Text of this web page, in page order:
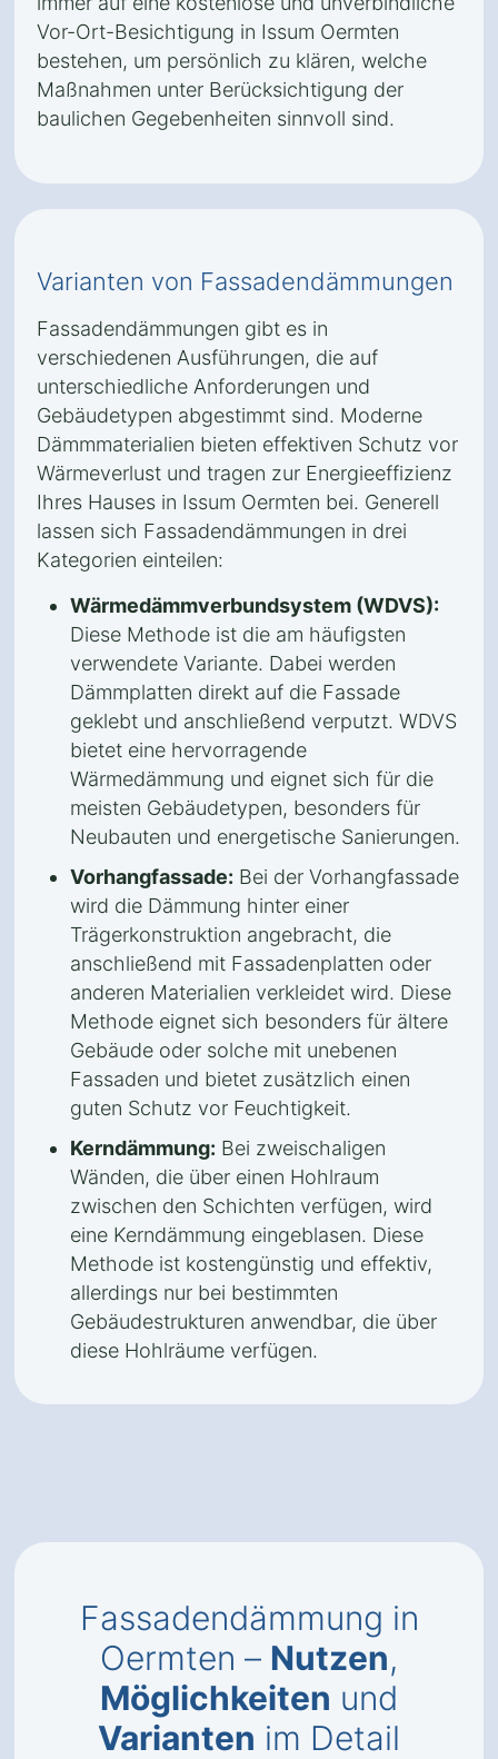
Vor-Ort-Besichtigung in Issum Oermten
bestehen, um persönlich zu klären, welche
Maßnahmen unter Berücksichtigung der
baulichen Gegebenheiten sinnvoll sind.
Varianten von Fassadendämmungen
Fassadendämmungen gibt es in
verschiedenen Ausführungen, die auf
unterschiedliche Anforderungen und
Gebäudetypen abgestimmt sind. Moderne
Dämmmaterialien bieten effektiven Schutz vor
Wärmeverlust und tragen zur Energieeffizienz
Ihres Hauses in Issum Oermten bei. Generell
lassen sich Fassadendämmungen in drei
Kategorien einteilen:
Wärmedämmverbundsystem (WDVS):
Diese Methode ist die am häufigsten
verwendete Variante. Dabei werden
Dämmplatten direkt auf die Fassade
geklebt und anschließend verputzt. WDVS
bietet eine hervorragende
Wärmedämmung und eignet sich für die
meisten Gebäudetypen, besonders für
Neubauten und energetische Sanierungen.
Vorhangfassade: Bei der Vorhangfassade
wird die Dämmung hinter einer
Trägerkonstruktion angebracht, die
anschließend mit Fassadenplatten oder
anderen Materialien verkleidet wird. Diese
Methode eignet sich besonders für ältere
Gebäude oder solche mit unebenen
Fassaden und bietet zusätzlich einen
guten Schutz vor Feuchtigkeit.
Kerndämmung: Bei zweischaligen
Wänden, die über einen Hohlraum
zwischen den Schichten verfügen, wird
eine Kerndämmung eingeblasen. Diese
Methode ist kostengünstig und effektiv,
allerdings nur bei bestimmten
Gebäudestrukturen anwendbar, die über
diese Hohlräume verfügen.
Fassadendämmung in
Oermten – Nutzen,
Möglichkeiten und
Varianten im Detail